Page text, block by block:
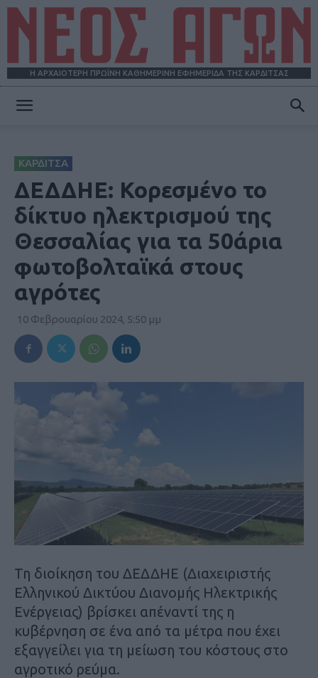
Η ΑΡΧΑΙΟΤΕΡΗ ΠΡΩΪΝΗ ΚΑΘΗΜΕΡΙΝΗ ΕΦΗΜΕΡΙΔΑ ΤΗΣ ΚΑΡΔΙΤΣΑΣ
ΚΑΡΔΙΤΣΑ
ΔΕΔΔΗΕ: Κορεσμένο το
δίκτυο ηλεκτρισμού της
Θεσσαλίας για τα 50άρια
φωτοβολταϊκά στους
αγρότες
10 Φεβρουαρίου 2024, 5:50 μμ
Τη διοίκηση του ΔΕΔΔΗΕ (Διαχειριστής
Ελληνικού Δικτύου Διανομής Ηλεκτρικής
Ενέργειας) βρίσκει απέναντί της η
κυβέρνηση σε ένα από τα μέτρα που έχει
εξαγγείλει για τη μείωση του κόστους στο
αγροτικό ρεύμα.